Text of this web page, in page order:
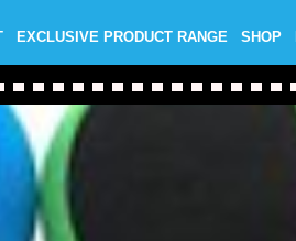
EXCLUSIVE PRODUCT RANGE SHOP